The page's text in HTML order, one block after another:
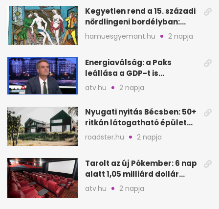
Kegyetlen rend a 15. századi
nördlingeni bordélyban:
verés, éheztetés
hamuesgyemant.hu 2 napja
Energiaválság: a Paks
leállása a GDP-t is
megütheti, int az
atv.hu 2 napja
Nyugati nyitás Bécsben: 50+
ritkán látogatható épület
nyílik meg
roadster.hu 2 napja
Tarolt az új Pókember: 6 nap
alatt 1,05 milliárd dollár
bevétel
atv.hu 2 napja